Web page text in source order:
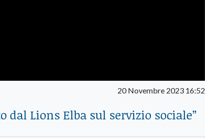
20 Novembre 2023 16:52
dal Lions Elba sul servizio sociale”